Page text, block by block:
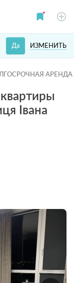
ИЗМЕНИТЬ
Да
Івана